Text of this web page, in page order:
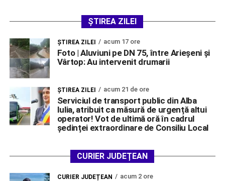
ȘTIREA ZILEI
ŞTIREA ZILEI acum 17 ore
Foto | Aluviuni pe DN 75, între Arieșeni și
Vârtop: Au intervenit drumarii
ŞTIREA ZILEI acum 21 de ore
Serviciul de transport public din Alba
Iulia, atribuit ca măsură de urgență altui
operator! Vot de ultimă oră în cadrul
ședinței extraordinare de Consiliu Local
CURIER JUDEȚEAN
CURIER JUDEȚEAN acum 2 ore